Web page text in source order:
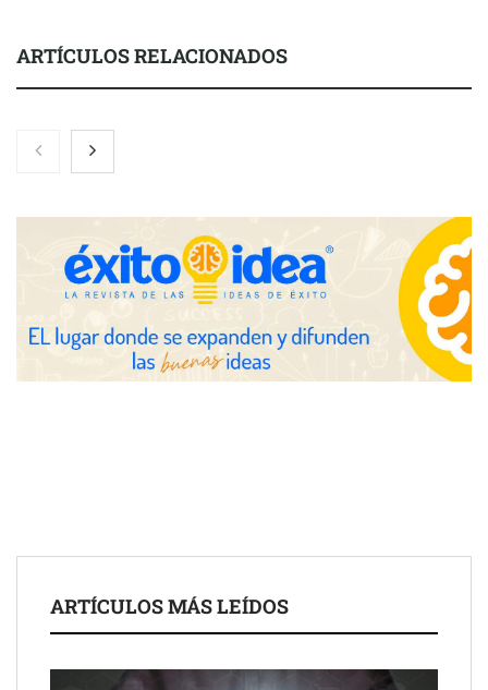
ARTÍCULOS RELACIONADOS
El 82% de empresas industriales no encuentra personal
disponible: 100.000€ para formar nuevos profesionales
Nicols presenta seis modelos de anillos de compromiso para el
eclipse solar del 12 de agosto
avanzadas para trading estratégico
ARTÍCULOS MÁS LEÍDOS